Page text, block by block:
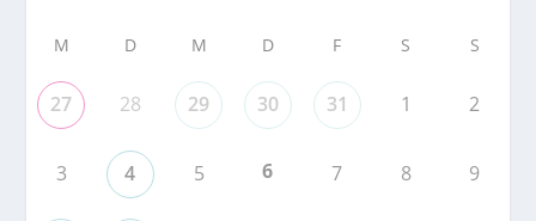
M D M D F S S
27 28 29 30 31 1 2
3 4 5 6 7 8 9